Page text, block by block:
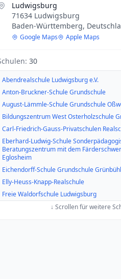
Ludwigsburg
71634 Ludwigsburg
Baden-Württemberg,
Google Maps Apple Maps
30
Abendrealschule Ludwigsburg e.V.
Anton-Bruckner-Schule Grundschule
August-Lämmle-Schule Grundschule
Bildungszentrum West Osterholzschule
Carl-Friedrich-Gauss-Privatschulen
Eberhard-Ludwig-Schule
Beratungszentrum mit dem
Eglosheim
Eichendorff-Schule Grundschule Grünbühl
Elly-Heuss-Knapp-Realschule
Freie Waldorfschule Ludwigsburg
Friedensschule Grundschule
↓ Scrollen für weitere